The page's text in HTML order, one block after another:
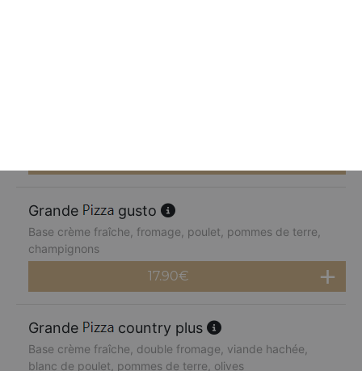
Grande gusto
Base crème fraîche, fromage, poulet, pommes de terre,
champignons
17.90€
Grande country plus
Base crème fraîche, double fromage, viande hachée,
blanc de poulet, pommes de terre, olives